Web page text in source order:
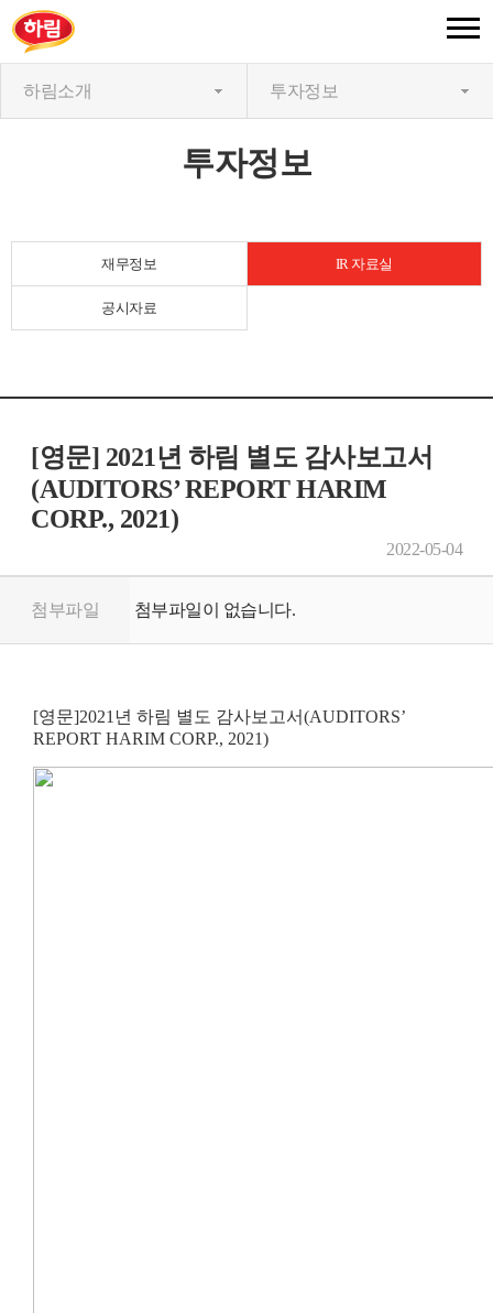
하림소개 투자정보
투자정보
재무정보 IR 자료실
공시자료
[영문] 2021년 하림 별도 감사보고서
(AUDITORS’ REPORT HARIM
CORP., 2021)
2022-05-04
첨부파일 첨부파일이 없습니다.
[영문]2021년 하림 별도 감사보고서(AUDITORS’
REPORT HARIM CORP., 2021)